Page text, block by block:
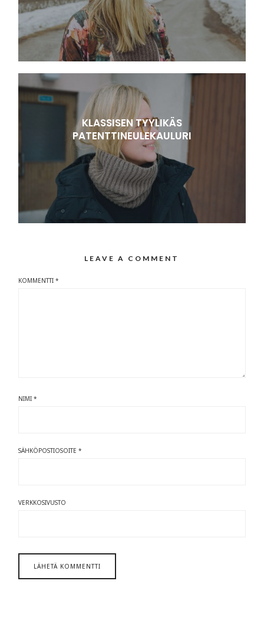
KLASSISEN TYYLIKÄS
PATENTTINEULEKAULURI
LEAVE A COMMENT
KOMMENTTI*
NIMI*
SÄHKÖPOSTIOSOITE*
VERKKOSIVUSTO